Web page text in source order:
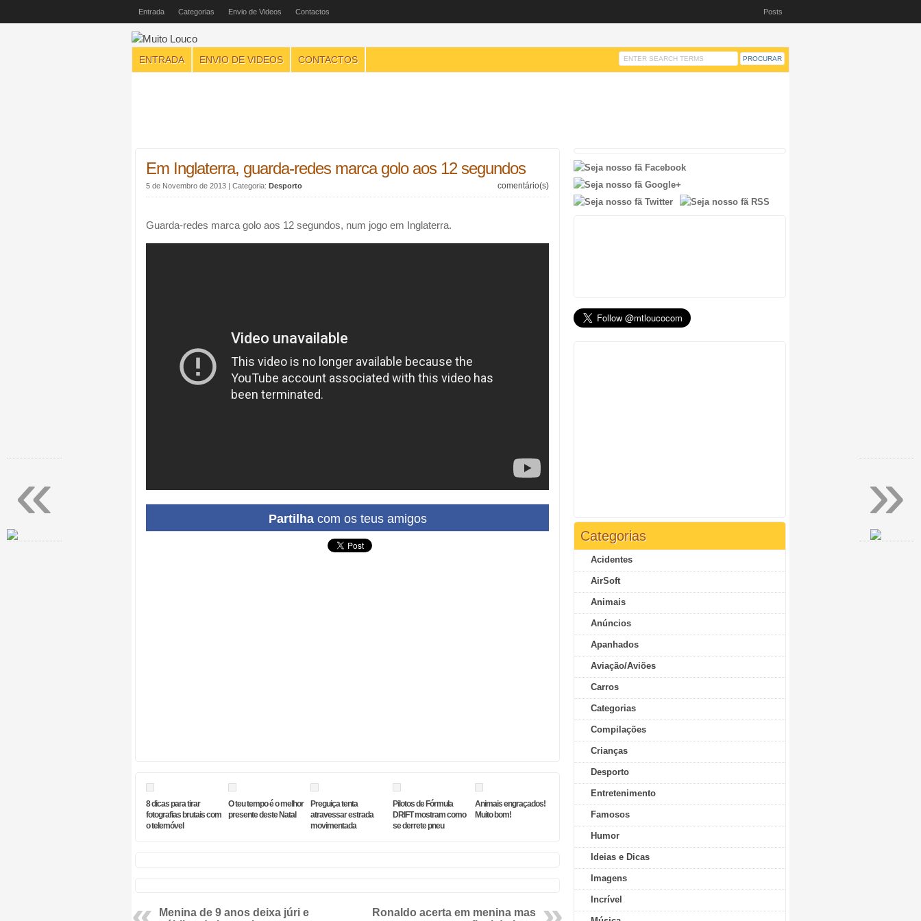
Entrada Categorias Envio de Videos Contactos Posts
ENTRADA ENVIO DE VIDEOS CONTACTOS
Em Inglaterra, guarda-redes marca golo aos 12 segundos
5 de Novembro de 2013 | Categoria: Desporto comentário(s)
Guarda-redes marca golo aos 12 segundos, num jogo em Inglaterra.
Partilhacom os teus amigos
8 dicas para tirar
fotografias brutais com
o telemóvel
O teu tempo é o melhor
presente deste Natal
Preguiça tenta
atravessar estrada
movimentada
Pilotos de Fórmula
DRIFT mostram como
se derrete pneu
Animais engraçados!
Muito bom!
Menina de 9 anos deixa júri e
Ronaldo acerta em menina mas
Categorias
Acidentes
AirSoft
Animais
Anúncios
Apanhados
Aviação/Aviões
Carros
Categorias
Compilações
Crianças
Desporto
Entretenimento
Famosos
Humor
Ideias e Dicas
Imagens
Incrível
»
«